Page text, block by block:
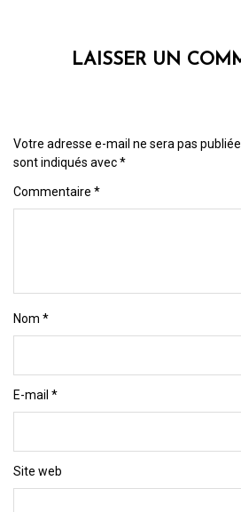
LAISSER UN
Votre adresse e-mail ne sera pas
sont indiqués avec*
Commentaire *
Nom *
E-mail *
Site web